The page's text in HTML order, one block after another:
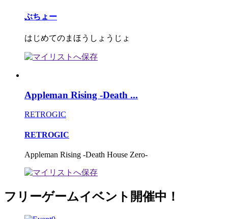
ぶちょー
はじめてのまほうしょうじょ
Appleman Rising -Death ...
RETROGIC
RETROGIC
Appleman Rising -Death House Zero-
フリーゲームイベント開催中！